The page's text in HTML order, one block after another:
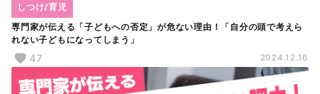
専門家が伝える「子どもへの否定」が危ない理由！「自分の頭で考えら
れない子どもになってしまう」
しつけ/育児
47 2024.12.16